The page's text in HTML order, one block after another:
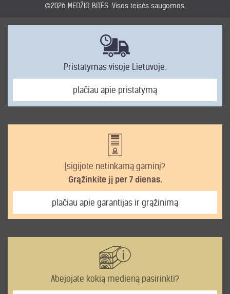
©2026 MEDŽIO BITĖS. Visos teisės saugomos.
Pristatymas visoje Lietuvoje.
plačiau apie pristatymą
Įsigijote netinkamą gaminį?
Grąžinkite jį per 7 dienas.
plačiau apie garantijas ir grąžinimą
Abejojate kokią medieną pasirinkti?